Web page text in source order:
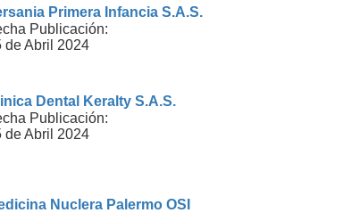
Primera Infancia S.A.S.
Publicación:
de Abril 2024
Dental Keralty S.A.S.
Publicación:
de Abril 2024
Nuclera Palermo OSI